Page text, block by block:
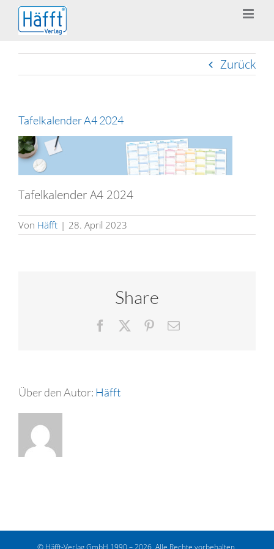
Zum
Inhalt
springen
Zurück
Tafelkalender A4 2024
Tafelkalender A4 2024
Von Häfft | 28. April 2023
Share
Facebook Pinterest
E-
Über den Autor: Häfft
© Häfft-Verlag GmbH 1990 – 2026. Alle Rechte vorbehalten.